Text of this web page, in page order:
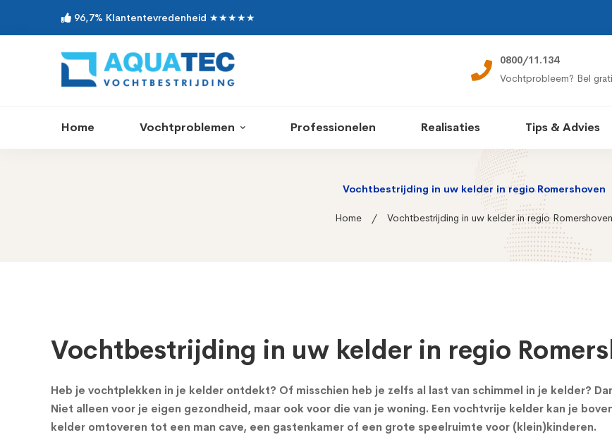
96,7% Klantentevredenheid ★★★★★
0800/11.134
Vochtprobleem? Bel
Home Vochtproblemen Professionelen Realisaties Tips & Advies
Vochtbestrijding in uw kelder in regio Romershoven
Home Vochtbestrijding in uw kelder in regio Romershoven
Vochtbestrijding in uw kelder in regio
Heb je vochtplekken in je kelder ontdekt? Of misschien heb je zelfs al last van schimmel in je kelder?
Niet alleen voor je eigen gezondheid, maar ook voor die van je woning. Een vochtvrije kelder kan je
kelder omtoveren tot een man cave, een gastenkamer of een grote speelruimte voor (klein)kinderen.